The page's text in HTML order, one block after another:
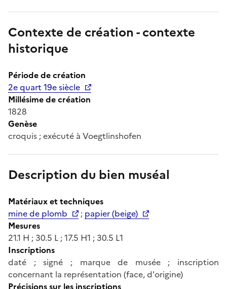
Contexte de création - contexte
historique
Période de création
2e quart 19e siècle
Millésime de création
1828
Genèse
croquis ; exécuté à Voegtlinshofen
Description du bien muséal
Matériaux et techniques
mine de plomb
; papier (beige)
Mesures
21.1 H ; 30.5 L ; 17.5 H1 ; 30.5 L1
Inscriptions
daté ; signé ; marque de musée ; inscription
concernant la représentation (face, d'origine)
Précisions sur les inscriptions